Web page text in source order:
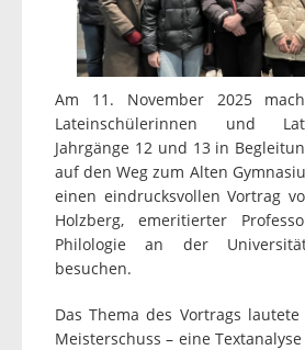
Am 11. November 2025
Lateinschülerinnen und
Jahrgänge 12 und 13 in
auf den Weg zum Alten
einen eindrucksvollen Vortrag
Holzberg, emeritierter
Philologie an der
besuchen.
Das Thema des Vortrags lautete
Meisterschuss – eine